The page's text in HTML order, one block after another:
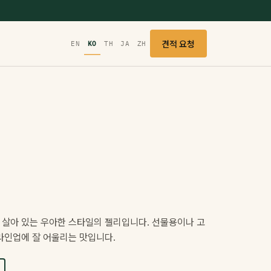
EN KO TH JA ZH 견적 요청
아 있는 우아한 스타일의 젤리입니다. 선물용이나 고
업에 잘 어울리는 맛입니다.